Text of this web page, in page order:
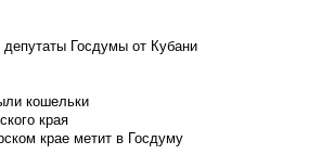
Госдумы от Кубани
кошельки
края
крае метит в Госдуму